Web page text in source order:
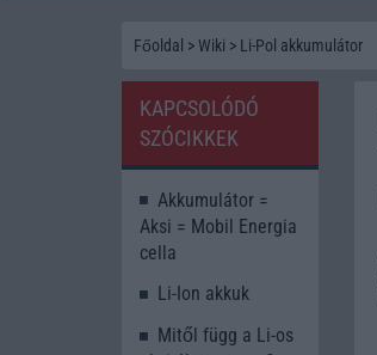
Főoldal >Wiki > Li-Pol akkumulátor
KAPCSOLÓDÓ
SZÓCIKKEK
Akkumulátor =
Aksi = Mobil Energia
cella
Li-Ion akkuk
Mitől függ a Li-os